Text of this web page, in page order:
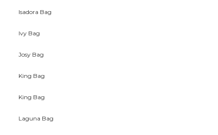
Isadora Bag
Ivy Bag
Josy Bag
King Bag
King Bag
Laguna Bag